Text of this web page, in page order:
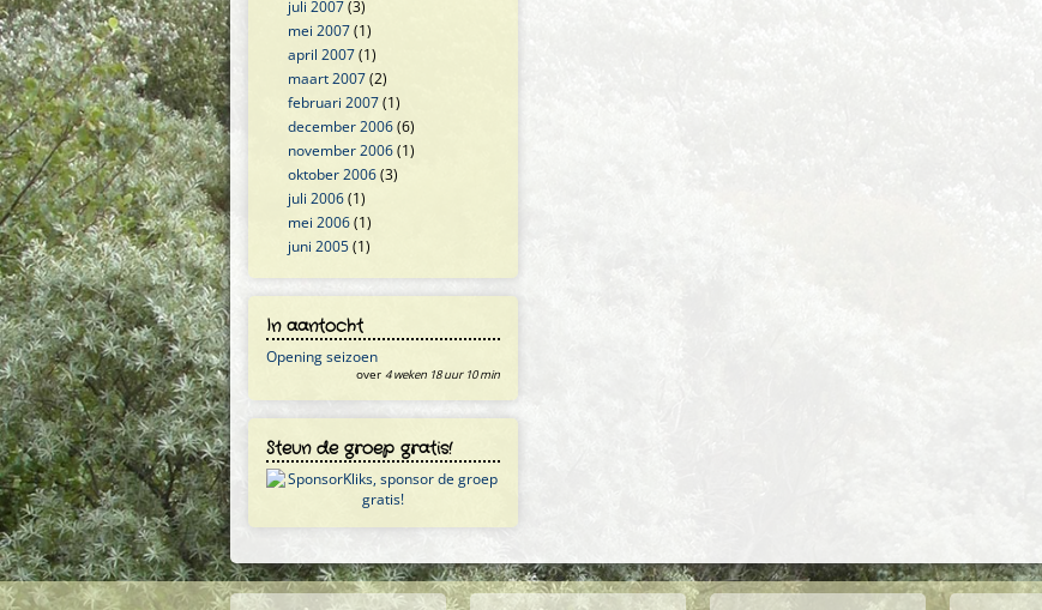
juli 2007(3)
mei 2007(1)
april 2007(1)
maart 2007(2)
februari 2007(1)
december 2006(6)
november 2006(1)
oktober 2006(3)
juli 2006(1)
mei 2006(1)
juni 2005(1)
In aantocht
Opening seizoen
over 4 weken 18 uur 10 min
Steun de groep gratis!